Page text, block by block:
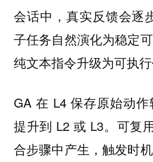
会话中，真实反馈会逐
子任务自然演化为稳定
纯文本指令升级为可执行
GA 在 L4 保存原始动
提升到 L2 或 L3。可复
合步骤中产生，触发时